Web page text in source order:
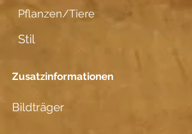
Pflanzen/Tiere
Stil
Zusatzinformationen
Bildträger